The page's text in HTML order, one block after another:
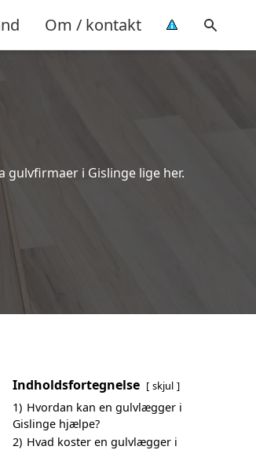
Om / kontakt
i Gislinge lige her.
Indholdsfortegnelse skjul
1) Hvordan kan en gulvlægger i
Gislinge hjælpe?
2) Hvad koster en gulvlægger i